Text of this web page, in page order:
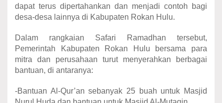
dapat terus dipertahankan dan menjadi contoh bagi
desa-desa lainnya di Kabupaten Rokan Hulu.
Dalam rangkaian Safari Ramadhan tersebut,
Pemerintah Kabupaten Rokan Hulu bersama para
mitra dan perusahaan turut menyerahkan berbagai
bantuan, di antaranya:
-Bantuan Al-Qur’an sebanyak 25 buah untuk Masjid